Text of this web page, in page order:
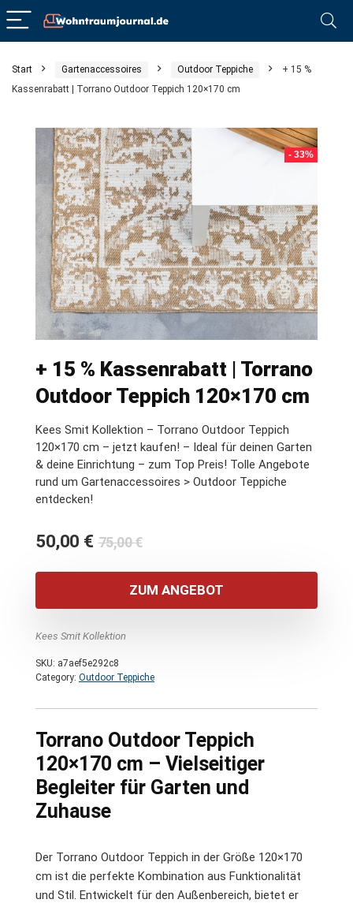
Start Gartenaccessoires Outdoor Teppiche
+ 15 %
Kassenrabatt | Torrano Outdoor Teppich 120×170 cm
- 33%
+ 15 % Kassenrabatt | Torrano
Outdoor Teppich 120×170 cm
Kees Smit Kollektion – Torrano Outdoor Teppich
120×170 cm – jetzt kaufen! – Ideal für deinen Garten
& deine Einrichtung – zum Top Preis! Tolle Angebote
rund um Gartenaccessoires > Outdoor Teppiche
entdecken!
75,00€Ursprünglicher
war:
75,00 €
50,00 €
Aktueller
ist:
50,00 €.
ZUM ANGEBOT
Kees Smit Kollektion
SKU: a7aef5e292c8
Category: Outdoor Teppiche
Torrano Outdoor Teppich
120×170 cm – Vielseitiger
Begleiter für Garten und
Zuhause
Der Torrano Outdoor Teppich in der Größe 120×170
cm ist die perfekte Kombination aus Funktionalität
und Stil. Entwickelt für den Außenbereich, bietet er